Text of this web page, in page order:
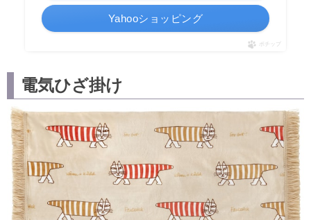
Yahooショッピング
ポチップ
電気ひざ掛け